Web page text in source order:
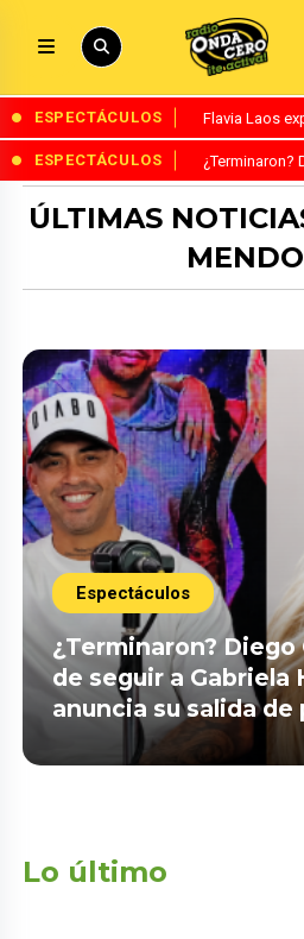
ESPECTÁCULOS Flavia Laos
ESPECTÁCULOS ¿Terminaron?
ÚLTIMAS
Espectáculos
¿Terminaron? Diego
de seguir a Gabriela
anuncia su salida de
Lo último